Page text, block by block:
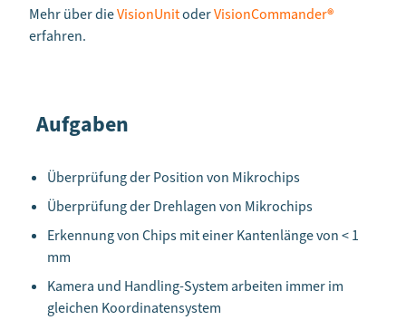
Mehr über dieVisionUnitoderVisionCommander®
erfahren.
Aufgaben
Überprüfung der Position von Mikrochips
Überprüfung der Drehlagen von Mikrochips
Erkennung von Chips mit einer Kantenlänge von < 1
mm
Kamera und Handling-System arbeiten immer im
gleichen Koordinatensystem